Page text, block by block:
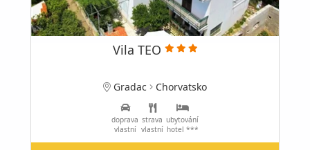
Vila TEO
Gradac Chorvatsko
doprava
vlastní
strava
vlastní
ubytování
hotel ***